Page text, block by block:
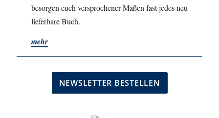
besorgen euch versprochener Maßen fast jedes neu
lieferbare Buch.
mehr